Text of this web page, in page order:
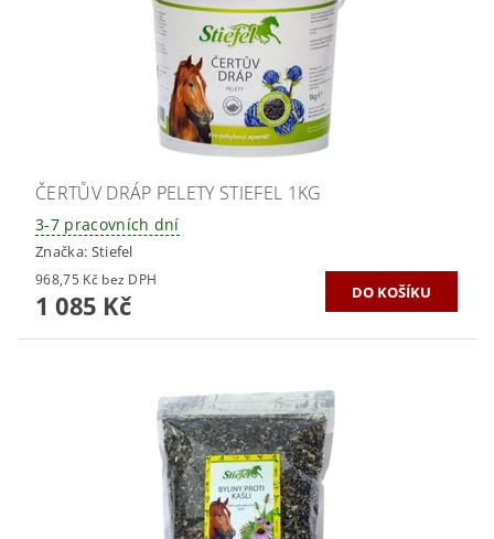
ČERTŮV DRÁP PELETY STIEFEL 1KG
3-7 pracovních dní
Značka: Stiefel
968,75 Kč bez DPH
1 085 Kč